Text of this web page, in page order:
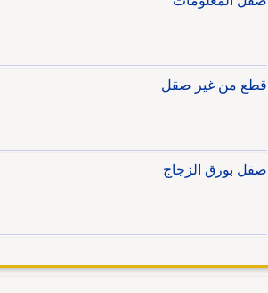
قطع من غير صقل
صقل بورق الزجاج